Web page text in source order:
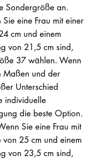
Sondergröße an.
Sie eine Frau mit einer
cm und einem
von 21,5 cm sind,
37 wählen. Wenn
Maßen und der
Unterschied
individuelle
die beste Option.
Sie eine Frau mit
von 25 cm und einem
von 23,5 cm sind,